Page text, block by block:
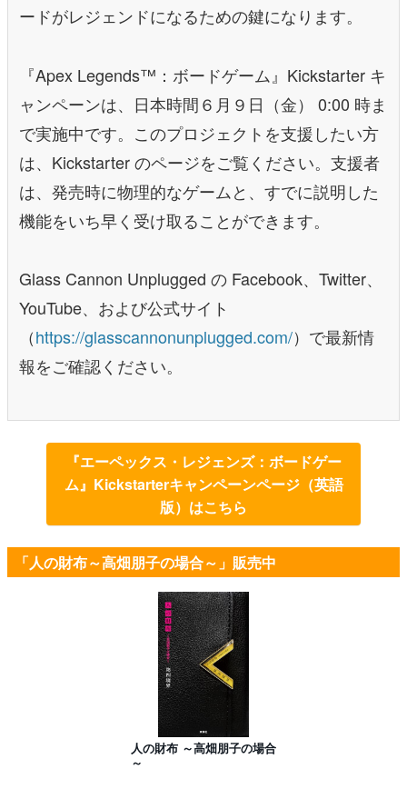
ードがレジェンドになるための鍵になります。
『Apex Legends™：ボードゲーム』Kickstarter キ
ャンペーンは、日本時間６月９日（金） 0:00 時ま
で実施中です。このプロジェクトを支援したい方
は、Kickstarter のページをご覧ください。支援者
は、発売時に物理的なゲームと、すでに説明した
機能をいち早く受け取ることができます。
Glass Cannon Unplugged の Facebook、Twitter、
YouTube、および公式サイト
（https://glasscannonunplugged.com/）で最新情
報をご確認ください。
『エーペックス・レジェンズ：ボードゲー
ム』Kickstarterキャンペーンページ（英語
版）はこちら
「人の財布～高畑朋子の場合～」販売中
人の財布 ～高畑朋子の場合
～